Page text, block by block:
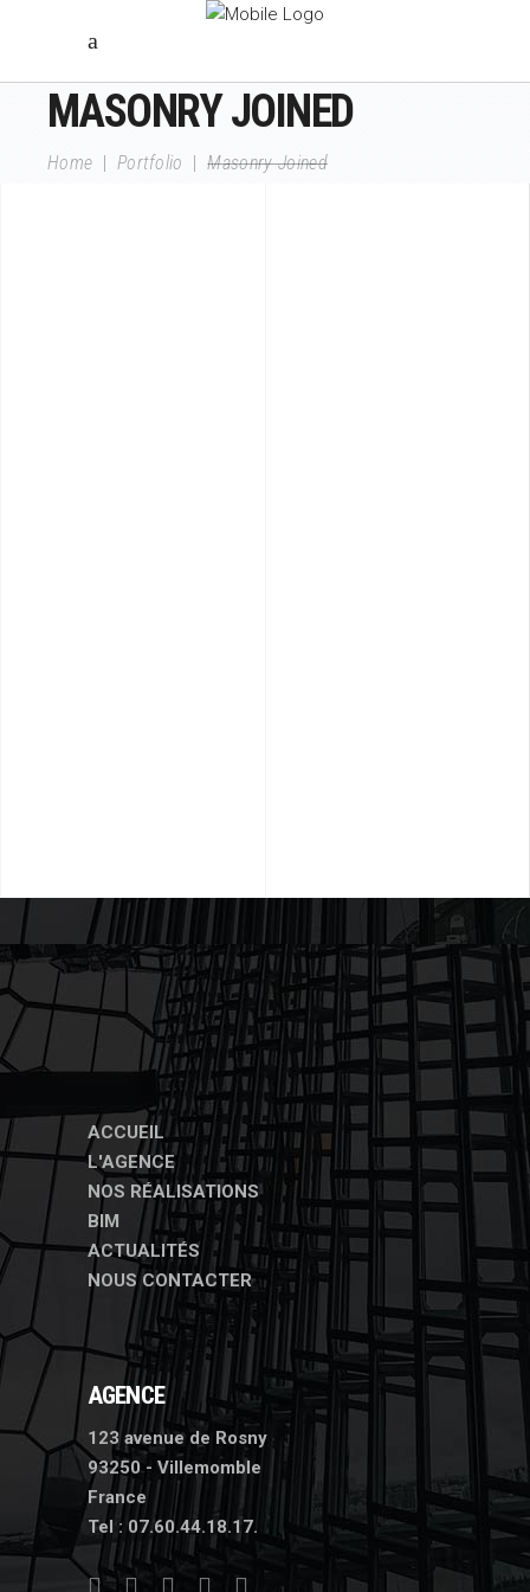
MASONRY JOINED
Home Portfolio |Masonry Joined
ACCUEIL
L'AGENCE
NOS RÉALISATIONS
BIM
ACTUALITÉS
NOUS CONTACTER
AGENCE
123 avenue de Rosny
93250 - Villemomble
France
Tel :07.60.44.18.17.